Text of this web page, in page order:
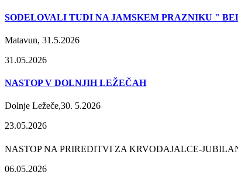
SODELOVALI TUDI NA JAMSKEM PRAZNIKU "
Matavun, 31.5.2026
31.05.2026
NASTOP V DOLNJIH LEŽEČAH
Dolnje Ležeče,30. 5.2026
23.05.2026
NASTOP NA PRIREDITVI ZA KRVODAJALCE-
06.05.2026